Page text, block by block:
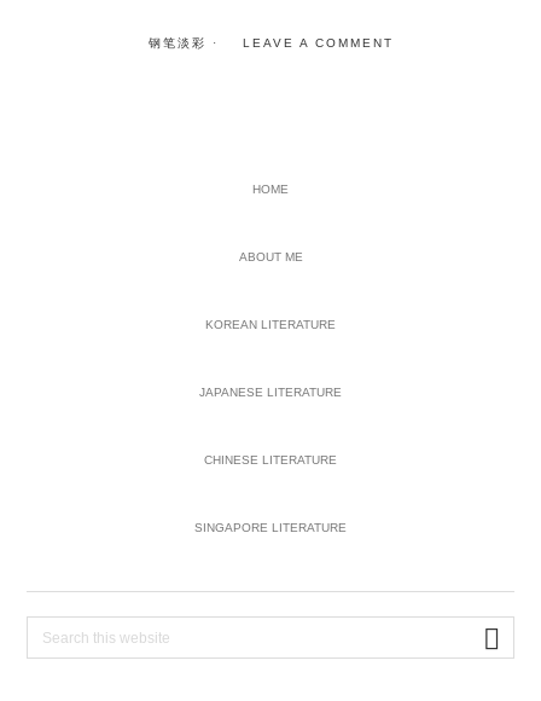
钢笔淡彩 LEAVE A COMMENT
HOME
ABOUT ME
KOREAN LITERATURE
JAPANESE LITERATURE
CHINESE LITERATURE
SINGAPORE LITERATURE